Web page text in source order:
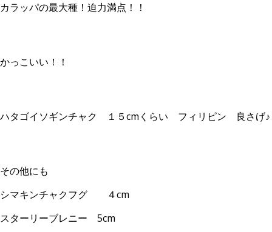
カラッパの最大種！迫力満点！！
かっこいい！！
ハタゴイソギンチャク １５cmくらい フィリピン 良さげ♪
その他にも
シマキンチャクフグ ４cm
スターリーブレニー 5cm